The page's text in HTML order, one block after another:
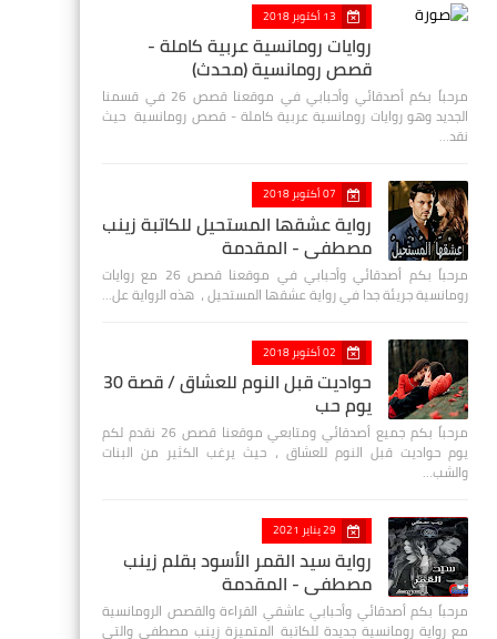
13 أكتوبر 2018
روايات رومانسية عربية كاملة -
قصص رومانسية (محدث)
مرحباً بكم أصدقائي وأحبابي في موقعنا قصص 26 في قسمنا
الجديد وهو روايات رومانسية عربية كاملة - قصص رومانسية حيث
نقد…
07 أكتوبر 2018
رواية عشقها المستحيل للكاتبة زينب
مصطفي - المقدمة
مرحباً بكم أصدقائي وأحبابي في موقعنا قصص 26 مع روايات
رومانسية جريئة جدا في رواية عشقها المستحيل ، هذه الرواية عل…
02 أكتوبر 2018
حواديت قبل النوم للعشاق / قصة 30
يوم حب
مرحباً بكم جميع أصدقائي ومتابعي موقعنا قصص 26 نقدم لكم
يوم حواديت قبل النوم للعشاق ، حيث يرغب الكثير من البنات
والشب…
29 يناير 2021
رواية سيد القمر الأسود بقلم زينب
مصطفي - المقدمة
مرحباً بكم أصدقائي وأحبابي عاشقي القراءة والقصص الرومانسية
مع رواية رومانسية جديدة للكاتبة المتميزة زينب مصطفى والتي